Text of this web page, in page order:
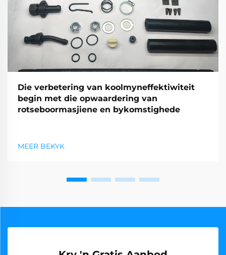
Die verbetering van koolmyneffektiwiteit
begin met die opwaardering van
rotseboormasjiene en bykomstighede
MEER BEKYK